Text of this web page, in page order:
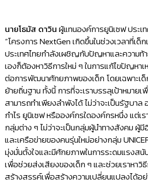
นายโธมัส ดาวินผู้แทนองค์การยูนิเซฟ ประเ
“โครงการ NextGen เกิดขึ้นในช่วงเวลาที่เด็ก
ประเทศไทยกำลังเผชิญกับปัญหาและความท้า
เองก็ต้องหาวิธีการใหม่ ๆ ในการแก้ไขปัญหา
ต่อการพัฒนาศักยภาพของเด็ก โดยเฉพาะเ
ย้ายถิ่นฐาน ทั้งนี้ การที่จะเราบรรลุเป้าหมายเ
สามารถทำเพียงลำพังได้ ไม่ว่าจะเป็นรัฐบา
กำไร ยูนิเซฟ หรือองค์กรใดองค์กรหนึ่ง แต่เ
กลุ่มต่าง ๆ ไม่ว่าจะเป็นกลุ่มผู้นำทางสังคม ผู้
และเครือข่ายของคนรุ่นใหม่อย่างกลุ่ม
มุ่งมั่นตั้งใจและมีศักยภาพในการระดมแรงส
เพื่อช่วยส่งเสียงของเด็ก ๆ และช่วยเราหาวิ
สร้างสรรค์เพื่อสร้างความเปลี่ยนแปลงได้อ